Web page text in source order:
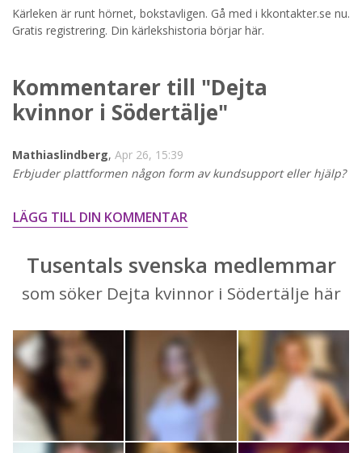
Kärleken är runt hörnet, bokstavligen. Gå med i kkontakter.se nu.
Gratis registrering. Din kärlekshistoria börjar här.
Kommentarer till "Dejta
kvinnor i Södertälje"
Mathiaslindberg, Apr 26, 15:39
Erbjuder plattformen någon form av kundsupport eller hjälp?
LÄGG TILL DIN KOMMENTAR
Tusentals svenska medlemmar
som söker Dejta kvinnor i Södertälje här